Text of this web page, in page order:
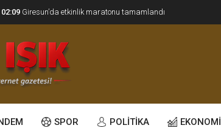
02:09 Giresun’da etkinlik maratonu tamamlandı
SPOR POLİTİKA EKONOMİ